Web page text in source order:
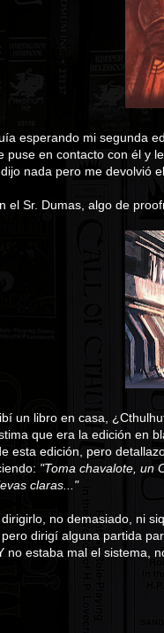
esperando mi segunda
puse en contacto con él y
nada pero me devolvió
el Sr. Dumas, algo de
un libro en casa,
que era la edición en
esta edición, pero
"Toma chavalote, un
claras..."
no demasiado, ni
dirigí alguna partida
no estaba mal el sistema,